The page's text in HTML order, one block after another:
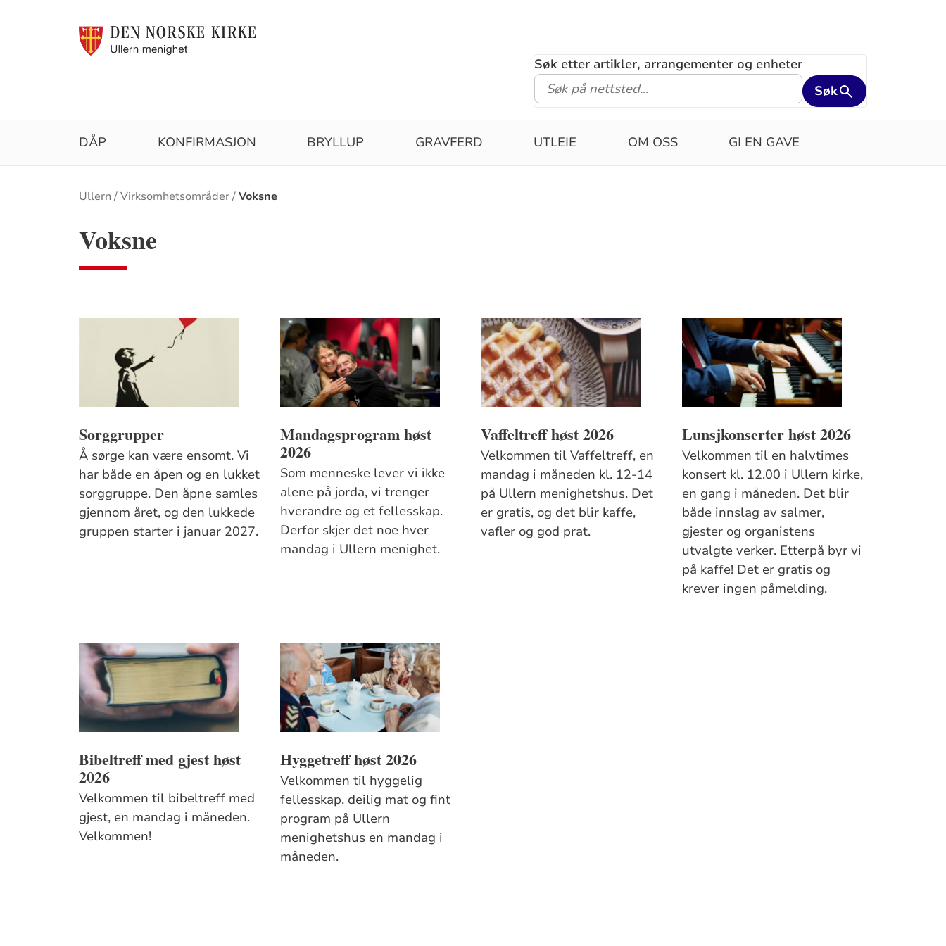
Søk etter artikler, arrangementer og enheter
Søk
DÅP KONFIRMASJON BRYLLUP GRAVFERD UTLEIE OM OSS GI EN GAVE
Brødsmulesti
Ullern Virksomhetsområder Voksne
Voksne
Sorggrupper
Å sørge kan være ensomt. Vi
har både en åpen og en lukket
sorggruppe. Den åpne samles
gjennom året, og den lukkede
gruppen starter i januar 2027.
Mandagsprogram høst
2026
Som menneske lever vi ikke
alene på jorda, vi trenger
hverandre og et fellesskap.
Derfor skjer det noe hver
mandag i Ullern menighet.
Vaffeltreff høst 2026
Velkommen til Vaffeltreff, en
mandag i måneden kl. 12-14
på Ullern menighetshus. Det
er gratis, og det blir kaffe,
vafler og god prat.
Lunsjkonserter høst 2026
Velkommen til en halvtimes
konsert kl. 12.00 i Ullern kirke,
en gang i måneden. Det blir
både innslag av salmer,
gjester og organistens
utvalgte verker. Etterpå byr vi
på kaffe! Det er gratis og
krever ingen påmelding.
Bibeltreff med gjest høst
2026
Velkommen til bibeltreff med
gjest, en mandag i måneden.
Velkommen!
Hyggetreff høst 2026
Velkommen til hyggelig
fellesskap, deilig mat og fint
program på Ullern
menighetshus en mandag i
måneden.